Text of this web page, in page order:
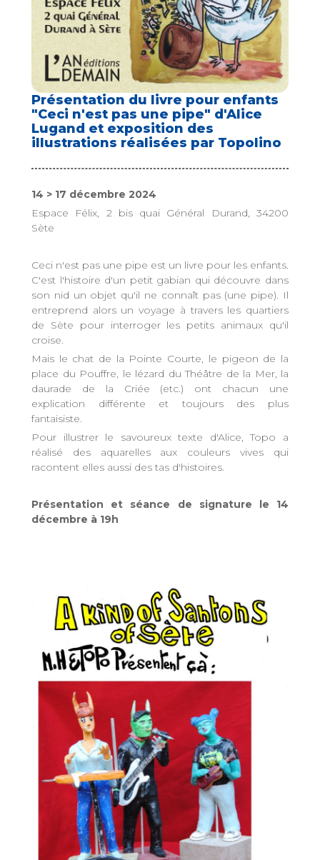
Présentation du livre pour enfants
"Ceci n'est pas une pipe" d'Alice
Lugand et exposition des
illustrations réalisées par Topolino
14 > 17 décembre 2024
Espace Félix, 2 bis quai Général Durand, 34200
Sète
Ceci n'est pas une pipe est un livre pour les enfants.
C'est l'histoire d'un petit gabian qui découvre dans
son nid un objet qu'il ne connaît pas (une pipe). Il
entreprend alors un voyage à travers les quartiers
de Sète pour interroger les petits animaux qu'il
croise.
Mais le chat de la Pointe Courte, le pigeon de la
place du Pouffre, le lézard du Théâtre de la Mer, la
daurade de la Criée (etc.) ont chacun une
explication différente et toujours des plus
fantaisiste.
Pour illustrer le savoureux texte d'Alice, Topo a
réalisé des aquarelles aux couleurs vives qui
racontent elles aussi des tas d'histoires.
Présentation et séance de signature le 14
décembre à 19h